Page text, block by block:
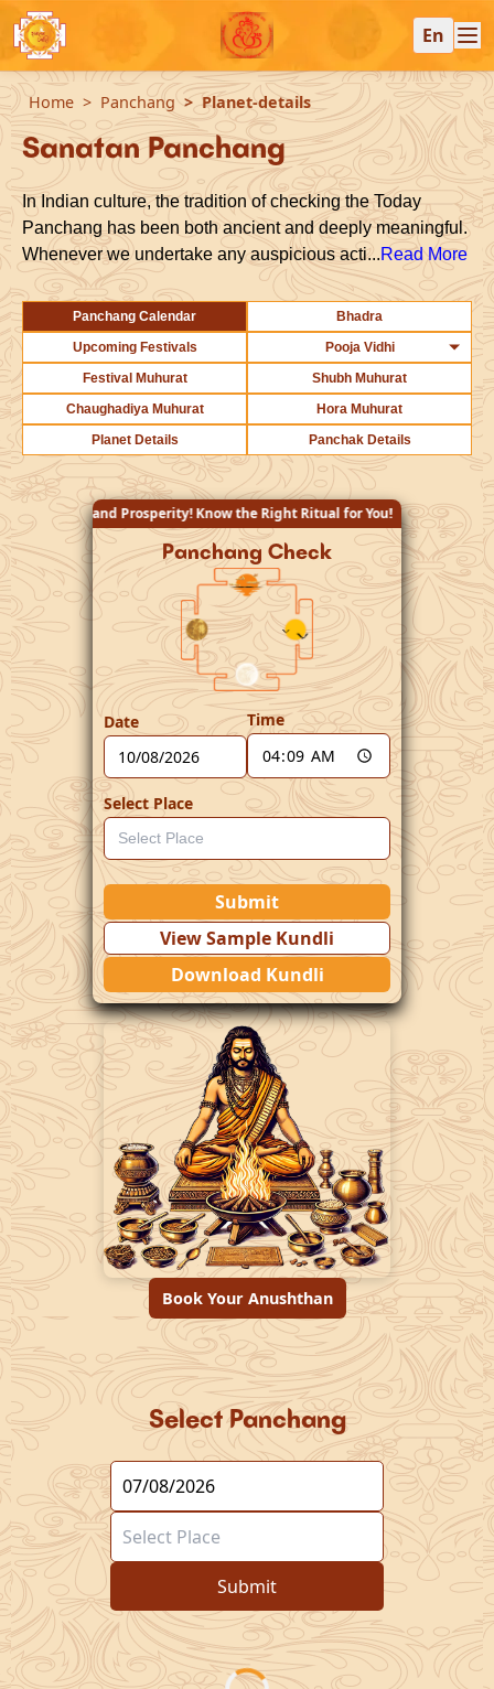
En
Home Panchang Planet-details
Sanatan Panchang
In Indian culture, the tradition of checking the Today
Panchang has been both ancient and deeply meaningful.
Whenever we undertake any auspicious acti...Read More
Panchang Calendar
Bhadra
Upcoming Festivals
Pooja Vidhi
Festival Muhurat
Shubh Muhurat
Chaughadiya Muhurat
Hora Muhurat
Planet Details
Panchak Details
Know the Right Ritual for You!
Panchang Check
Date Time
Select Place
Submit
View Sample Kundli
Download Kundli
Book Your Anushthan
Select Panchang
Submit